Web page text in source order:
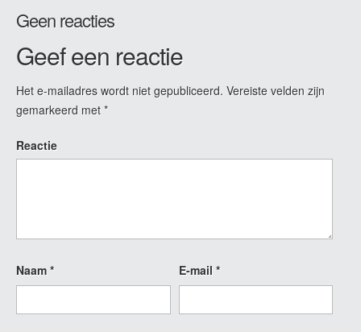
Geen reacties
Geef een reactie
Het e-mailadres wordt niet gepubliceerd. Vereiste velden zijn
gemarkeerd met *
Reactie
Naam * E-mail *